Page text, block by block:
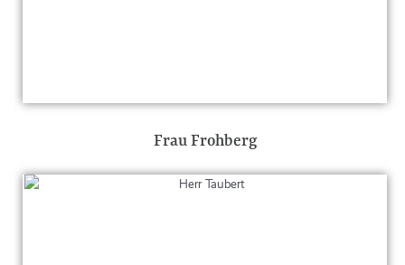
Frau Frohberg